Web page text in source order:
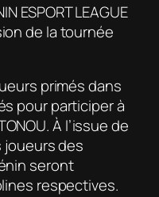
ESPORT LEAGUE
de la tournée
primés dans
pour participer à
À l’issue de
joueurs des
seront
respectives.